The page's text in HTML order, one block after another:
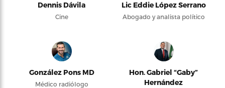
Dennis Dávila
Cine
Lic Eddie López Serrano
Abogado y analista político
González Pons MD
Médico radiólogo
Hon. Gabriel “Gaby”
Hernández